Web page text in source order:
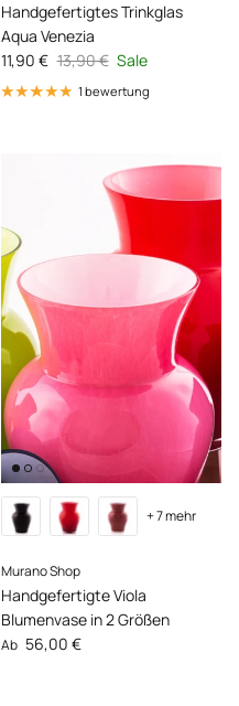
Handgefertigtes Trinkglas
Aqua Venezia
Verkaufspreis
11,90 € Normaler Preis
13,90 € Sale
1 bewertung
Murano Shop
Handgefertigte Viola
Blumenvase in 2 Größen
Normaler Preis
Ab 56,00 €
+ 7 mehr